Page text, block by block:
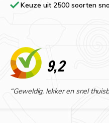
Keuze uit 2500 soorten
9,2
“Geweldig, lekker en snel